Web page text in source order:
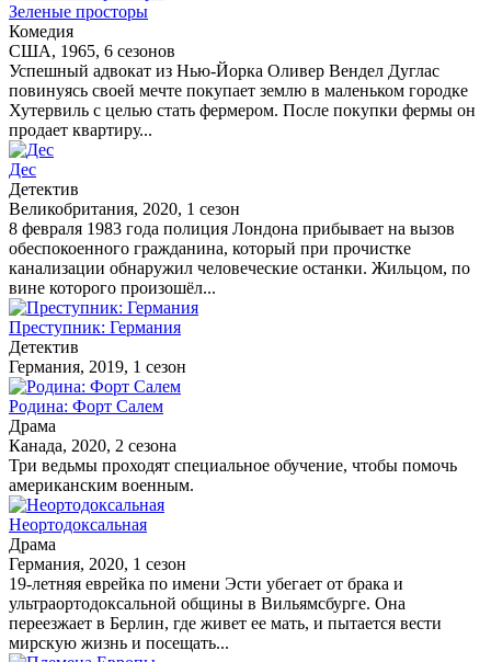
Зеленые просторы
Комедия
США, 1965, 6 сезонов
Успешный адвокат из Нью-Йорка Оливер Вендел Дуглас
повинуясь своей мечте покупает землю в маленьком городке
Хутервиль с целью стать фермером. После покупки фермы он
продает квартиру...
Дес
Детектив
Великобритания, 2020, 1 сезон
8 февраля 1983 года полиция Лондона прибывает на вызов
обеспокоенного гражданина, который при прочистке
канализации обнаружил человеческие останки. Жильцом, по
вине которого произошёл...
Преступник: Германия
Детектив
Германия, 2019, 1 сезон
Родина: Форт Салем
Драма
Канада, 2020, 2 сезона
Три ведьмы проходят специальное обучение, чтобы помочь
американским военным.
Неортодоксальная
Драма
Германия, 2020, 1 сезон
19-летняя еврейка по имени Эсти убегает от брака и
ультраортодоксальной общины в Вильямсбурге. Она
переезжает в Берлин, где живет ее мать, и пытается вести
мирскую жизнь и посещать...